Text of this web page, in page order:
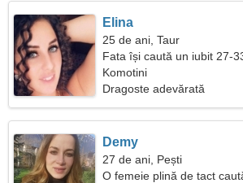
Elina
25 de ani, Taur
Fata își caută un iubit 27-
Komotini
Dragoste adevărată
Demy
27 de ani, Pești
O femeie plină de tact